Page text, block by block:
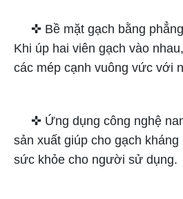
✜ Bề mặt gạch bằng
Khi úp hai viên gạch vào
các mép cạnh vuông vức với
✜ Ứng dụng công nghệ
sản xuất giúp cho gạch
sức khỏe cho người sử dụng.